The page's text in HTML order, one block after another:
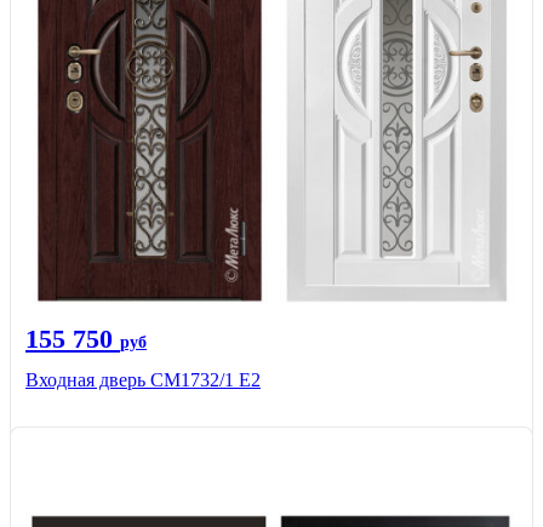
155 750 руб
Входная дверь СМ1732/1 Е2